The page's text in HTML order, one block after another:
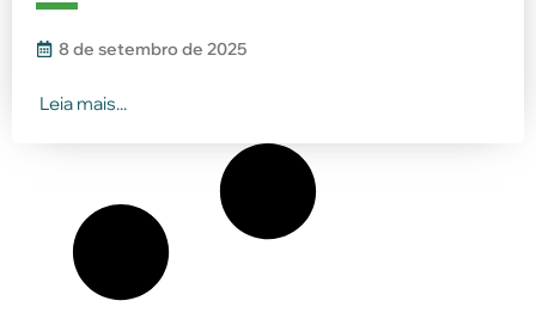
8 de setembro de 2025
Leia mais...